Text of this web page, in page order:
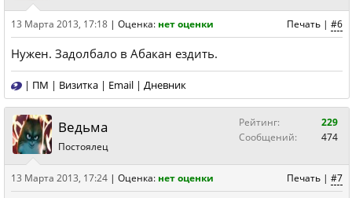
Печать | #6
13 Марта 2013, 17:18 | Оценка: нет оценки
Нужен. Задолбало в Абакан ездить.
| ПМ | Визитка | Email | Дневник
Ведьма
Постоялец
Рейтинг:
229
Сообщений:
474
Печать | #7
13 Марта 2013, 17:24 | Оценка: нет оценки